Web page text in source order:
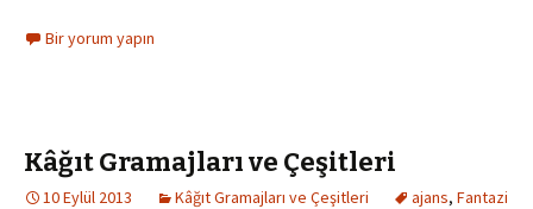
Bir yorum yapın
Kâğıt Gramajları ve Çeşitleri
10 Eylül 2013 Kâğıt Gramajları ve Çeşitleri ajans, Fantazi